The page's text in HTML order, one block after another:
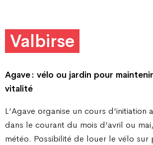
Valbirse
Agave : vélo ou jardin pour
vitalité
L’Agave organise un cours d’initiation
dans le courant du mois d’avril ou
météo. Possibilité de louer le vélo sur